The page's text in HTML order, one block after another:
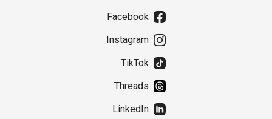
Facebook
Instagram
TikTok
Threads
LinkedIn